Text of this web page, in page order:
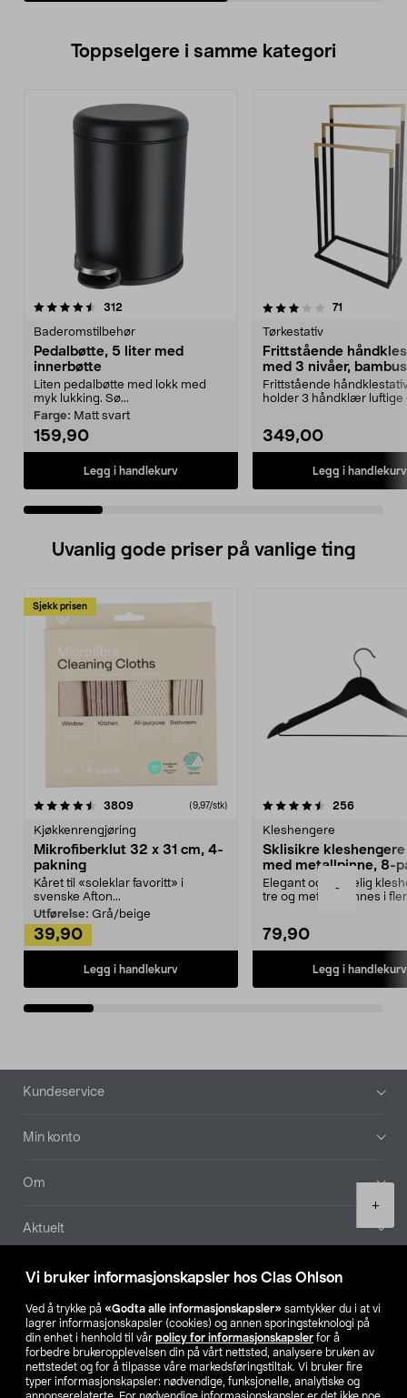
Vi bruker informasjonskapsler hos Clas Ohlson
Ved å trykke på «Godta alle informasjonskapsler» samtykker du i at vi
lagrer informasjonskapsler (cookies) og annen sporingsteknologi på
din enhet i henhold til vår policy for informasjonskapsler for å
forbedre brukeropplevelsen din på vårt nettsted, analysere bruken av
nettstedet og for å tilpasse våre markedsføringstiltak. Vi bruker fire
typer informasjonskapsler: nødvendige, funksjonelle, analytiske og
-
+
Toppselgere i samme kategori
312
Baderomstilbehør
Pedalbøtte, 5 liter med
innerbøtte
Liten pedalbøtte med lokk med
myk lukking. Sø...
Farge: Matt svart
159,90
Legg i handlekurv
3.5 av 5 stjerner 71
Tørkestativ
Frittstående
med 3 nivåer,
svart metall
Frittstående
holder 3 håndklær luftige
349,00
Legg i handlekurv
4.5 av 5 stjerner
Uvanlig gode priser på vanlige ting
Sjekk prisen
3809anmeldelser(9,97/stk)
Kjøkkenrengjøring
Mikrofiberklut 32 x 31 cm, 4-
pakning
Kåret til «soleklar favoritt» i
svenske Afton...
Utførelse: Grå/beige
39,90
Legg i handlekurv
4.5av 5 stjerner 256
Kleshengere
Sklisikre
med metallpinne, 8-
Elegant og skikkelig
tre og metall – finnes i
79,90
Legg i handlekurv
4.5av 5 stjerner
Bunntekst
Kundeservice
Min konto
Om
Aktuelt
Våre selskaper
Finn din butikk
SE NO FI